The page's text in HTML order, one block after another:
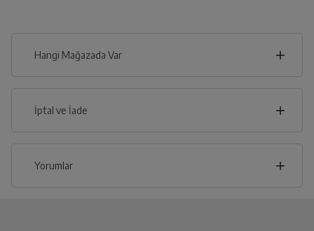
Hangi Mağazada Var
İptal ve İade
Siparişlerim sayfasından iade etmek istediğiniz ürünü
Yorumlar